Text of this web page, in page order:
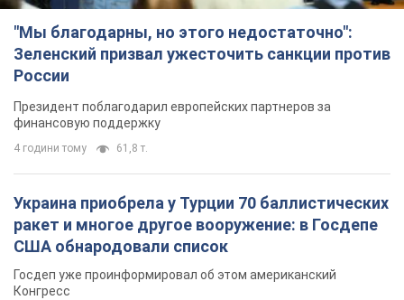
"Мы благодарны, но этого недостаточно":
Зеленский призвал ужесточить санкции против
России
Президент поблагодарил европейских партнеров за
финансовую поддержку
4 години тому 61,8 т.
Украина приобрела у Турции 70 баллистических
ракет и многое другое вооружение: в Госдепе
США обнародовали список
Госдеп уже проинформировал об этом американский
Конгресс